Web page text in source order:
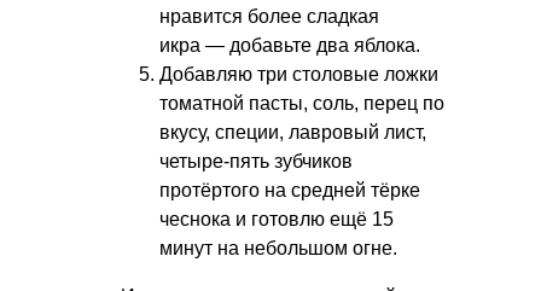
нравится более сладкая
икра — добавьте два яблока.
Добавляю три столовые ложки
томатной пасты, соль, перец по
вкусу, специи, лавровый лист,
четыре-пять зубчиков
протёртого на средней тёрке
чеснока и готовлю ещё 15
минут на небольшом огне.